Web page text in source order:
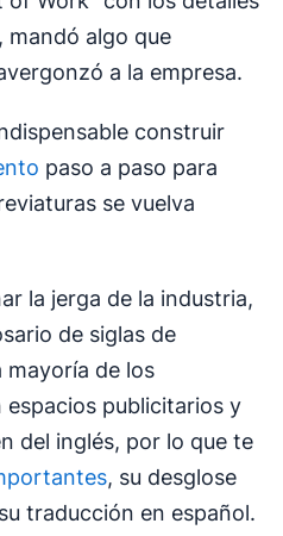
mandó algo que
a la empresa.
construir
paso a paso para
se vuelva
la jerga de la industria,
de siglas de
mayoría de los
publicitarios y
del inglés, por lo que te
, su desglose
traducción en español.